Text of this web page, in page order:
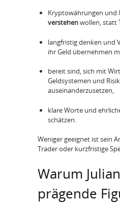
Kryptowährungen und
verstehenwollen, statt
langfristig denken und
ihr Geld übernehmen
bereit sind, sich mit
Geldsystemen und
auseinanderzusetzen,
klare Worte und
schätzen.
Weniger geeignet ist sein
Trader oder kurzfristige
Warum
prägende